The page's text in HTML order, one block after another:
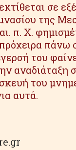
σε
της
π. Χ.
πάνω
του
αναδιάταξη
του
αυτά.